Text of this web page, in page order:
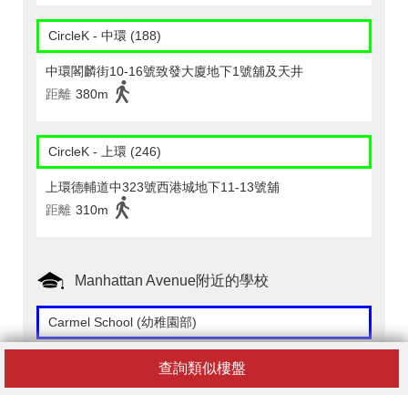
查詢類似樓盤
CircleK - 中環 (188)
中環閣麟街10-16號致發大廈地下1號舖及天井
距離 380m
CircleK - 上環 (246)
上環德輔道中323號西港城地下11-13號舖
距離 310m
Manhattan Avenue附近的學校
Carmel School (幼稚園部)
香港半山羅便臣道７０號３＆４樓